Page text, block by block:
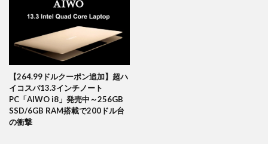
【264.99ドルクーポン追加】超ハ
イコスパ13.3インチノート
PC「AIWO i8」発売中～256GB
SSD/6GB RAM搭載で200ドル台
の衝撃